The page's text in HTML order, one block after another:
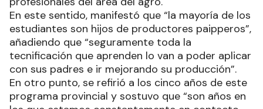
En este sentido, manifestó que “la mayoría de los
estudiantes son hijos de productores paipperos”,
añadiendo que “seguramente toda la
tecnificación que aprenden lo van a poder aplicar
con sus padres e ir mejorando su producción”.
En otro punto, se refirió a los cinco años de este
programa provincial y sostuvo que “son años en